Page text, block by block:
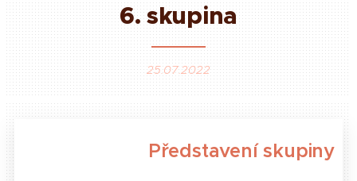
6. skupina
25.07.2022
Představení skupiny